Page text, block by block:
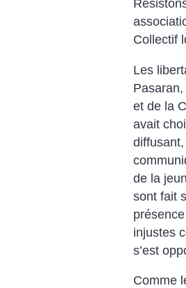
Collectif
Les
et de la
avait
de la
sont fait
injustes
s’est
Comme